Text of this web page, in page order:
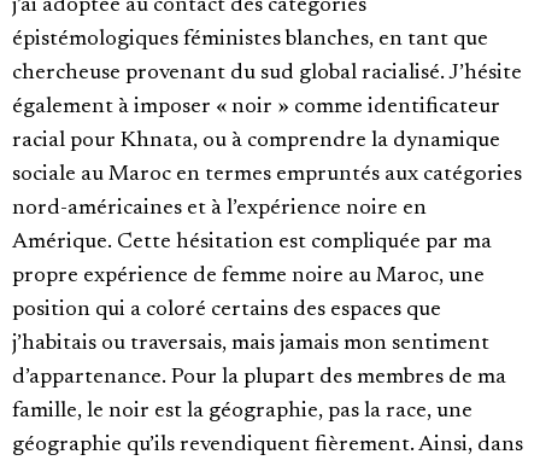
j’ai adoptée au contact des catégories
épistémologiques féministes blanches, en tant que
chercheuse provenant du sud global racialisé. J’hésite
également à imposer « noir » comme identificateur
racial pour Khnata, ou à comprendre la dynamique
sociale au Maroc en termes empruntés aux catégories
nord-américaines et à l’expérience noire en
Amérique. Cette hésitation est compliquée par ma
propre expérience de femme noire au Maroc, une
position qui a coloré certains des espaces que
j’habitais ou traversais, mais jamais mon sentiment
d’appartenance. Pour la plupart des membres de ma
famille, le noir est la géographie, pas la race, une
géographie qu’ils revendiquent fièrement. Ainsi, dans